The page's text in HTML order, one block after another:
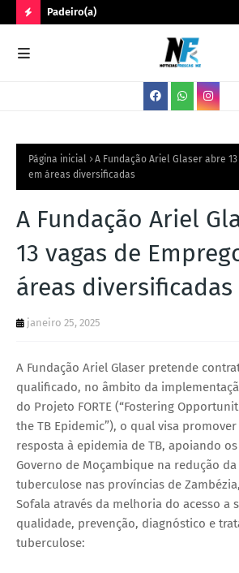
O
V
S
Padeiro(a)
Página inicial
A Fundação Ariel Glaser abre
em áreas diversificadas
A Fundação Ariel
13 vagas de
áreas diversificadas
janeiro 25, 2025
A Fundação Ariel Glaser pretende
qualificado, no âmbito da
do Projeto FORTE (“Fostering
the TB Epidemic”), o qual visa
resposta à epidemia de TB, apoiando
Governo de Moçambique na redução
tuberculose nas províncias de
Sofala através da melhoria do acesso a
qualidade, prevenção, diagnóstico e
tuberculose: